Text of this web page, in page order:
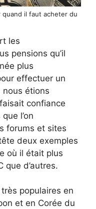
quand il faut acheter du
les
pensions qu’il
plus
effectuer un
nous étions
confiance
l’on
forums et sites
deux exemples
où il était plus
que d’autres.
populaires en
et en Corée du